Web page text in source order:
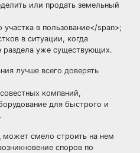
или продать земельный
в пользование</span>;
в ситуации, когда
раздела уже существующих.
лучше всего доверять
компаний,
для быстрого и
смело строить на нем
споров по